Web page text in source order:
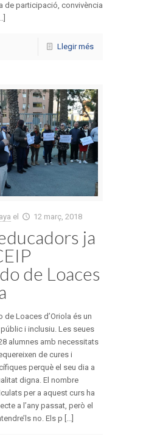
de participació, convivència
Llegir més
el 12 març, 2018
ja
de Loaces
de Loaces d’Oriola és un
i inclusiu. Les seues
alumnes amb necessitats
de cures i
perquè el seu dia a
digna. El nombre
per a aquest curs ha
a l’any passat, però el
no. Els p [...]